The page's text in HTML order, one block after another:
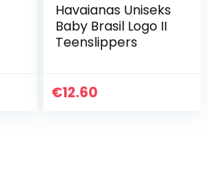
Havaianas Uniseks
Baby Brasil Logo II
Teenslippers
€12.60